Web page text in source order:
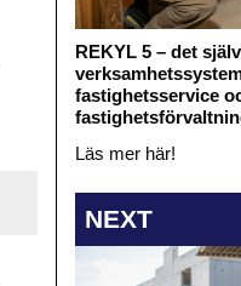
REKYL 5 – det
fastighetsservice
Läs mer här!
NEXT